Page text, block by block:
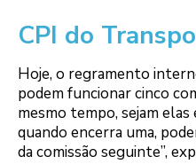
CPI do
Hoje, o regramento
podem funcionar cinco
mesmo tempo, sejam elas
quando encerra uma,
da comissão seguinte”,